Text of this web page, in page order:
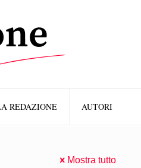
REDAZIONE AUTORI
Mostra tutto